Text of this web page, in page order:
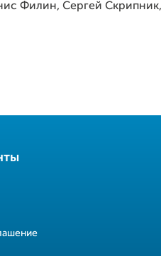
Филин, Сергей